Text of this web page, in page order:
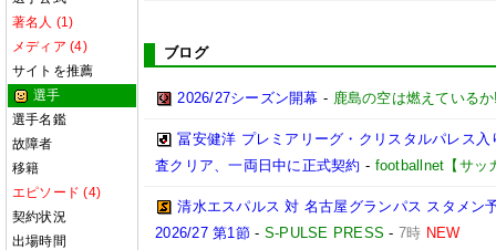
著名人 (1)
メディア (4)
サイトを推薦
選手
選手名鑑
故障者
移籍
エピソード (4)
契約状況
出場時間
ブログ
2026/27シーズン開幕 - 鹿島の空は燃えている
冨安健洋 プレミアリーグ・クリスタルパレス
査クリア、一両日中に正式契約 - footballnet【サッ
清水エスパルス 対 名古屋グランパス スタメン
2026/27 第1節 - S-PULSE PRESS -7時 NEW